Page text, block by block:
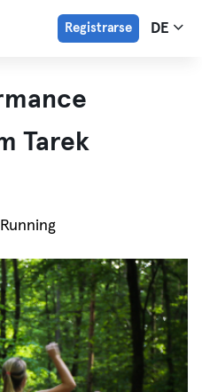
Registrarse DE
Tarek